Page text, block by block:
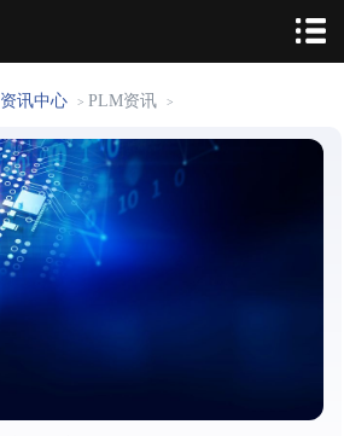
资讯中心 > PLM资讯 >